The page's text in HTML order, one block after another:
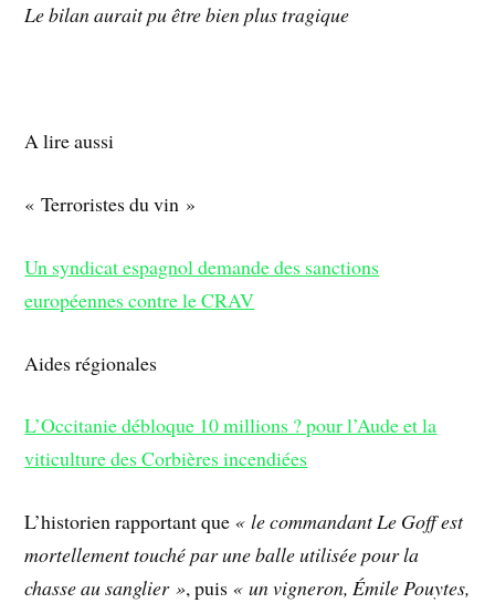
Le bilan aurait pu être bien plus tragique
A lire aussi
« Terroristes du vin »
Un syndicat espagnol demande des sanctions
européennes contre le CRAV
Aides régionales
L’Occitanie débloque 10 millions ? pour l’Aude et la
viticulture des Corbières incendiées
L’historien rapportant que « le commandant Le Goff est
mortellement touché par une balle utilisée pour la
chasse au sanglier », puis « un vigneron, Émile Pouytes,